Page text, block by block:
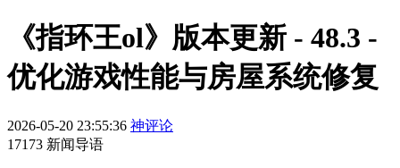
《指环王ol》版本更新 - 48.3 -
优化游戏性能与房屋系统修复
2026-05-20 23:55:36 神评论
17173 新闻导语